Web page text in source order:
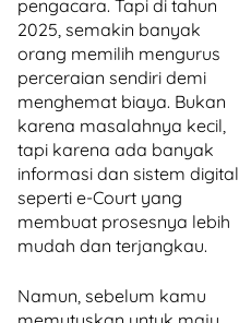
pengacara. Tapi di tahun
2025, semakin banyak
orang memilih mengurus
perceraian sendiri demi
menghemat biaya. Bukan
karena masalahnya kecil,
tapi karena ada banyak
informasi dan sistem digital
seperti e-Court yang
membuat prosesnya lebih
mudah dan terjangkau.
Namun, sebelum kamu